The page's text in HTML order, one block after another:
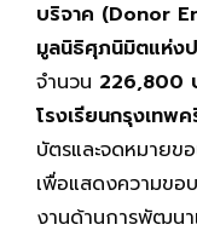
บริจาค (Donor
มูลนิธิศุภนิมิตแห่งป
จำนวน 226,800
โรงเรียนกรุงเทพ
บัตรและจดหมายข
เพื่อแสดงความขอ
งานด้านการพัฒนา